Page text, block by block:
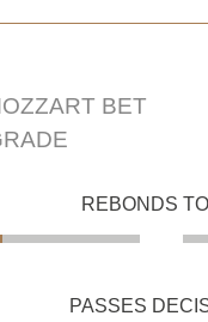
BET
REBONDS
PASSES